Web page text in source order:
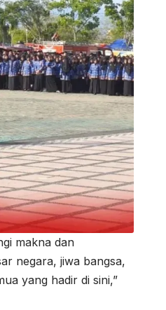
makna dan
negara, jiwa bangsa,
yang hadir di sini,”